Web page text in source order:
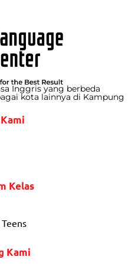
Inggris yang berbeda
kota lainnya di Kampung
Kelas
Kami